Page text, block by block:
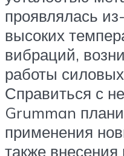
проявлялась
высоких
вибраций,
работы
Справиться с
Grumman
применения
также